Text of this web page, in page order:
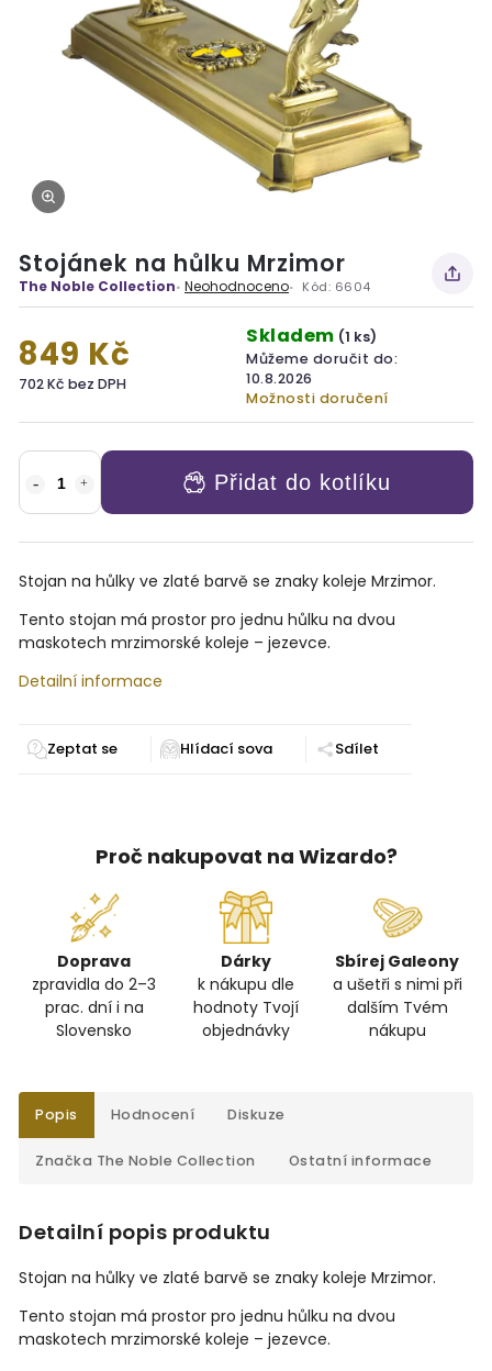
Stojánek na hůlku Mrzimor
The Noble Collection Neohodnoceno Kód: 6604
849 Kč
702 Kč bez DPH
Skladem (1 ks)
Můžeme doručit do:
10.8.2026
Možnosti doručení
Přidat do kotlíku
Stojan na hůlky ve zlaté barvě se znaky koleje Mrzimor.
Tento stojan má prostor pro jednu hůlku na dvou
maskotech mrzimorské koleje – jezevce.
Detailní informace
Zeptat se Sdílet
Proč nakupovat na Wizardo?
Doprava
zpravidla do 2–3
prac. dní i na
Slovensko
Dárky
k nákupu dle
hodnoty Tvojí
objednávky
Sbírej Galeony
a ušetři s nimi při
dalším Tvém
nákupu
Popis Hodnocení Diskuze
Značka The Noble Collection Ostatní informace
Detailní popis produktu
Stojan na hůlky ve zlaté barvě se znaky koleje Mrzimor.
Tento stojan má prostor pro jednu hůlku na dvou
maskotech mrzimorské koleje – jezevce.